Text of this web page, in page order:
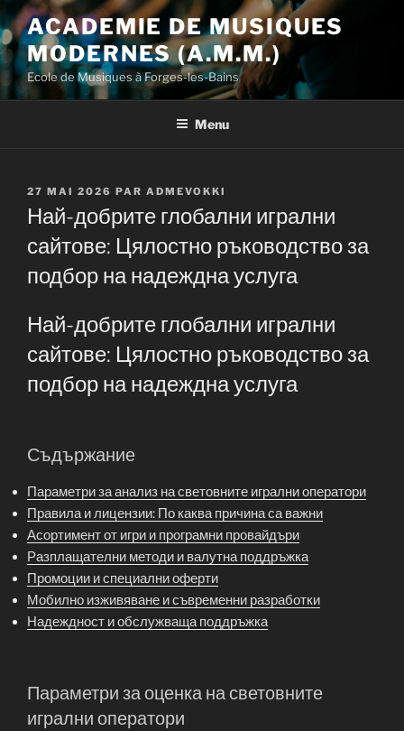
Aller
au
contenu
principal
ACADEMIE DE MUSIQUES
MODERNES (A.M.M.)
Ecole de Musiques à Forges-les-Bains
Menu
PUBLIÉ
LE
27 MAI 2026 PAR ADMEVOKKI
Най-добрите глобални игрални
сайтове: Цялостно ръководство за
подбор на надеждна услуга
Най-добрите глобални игрални
сайтове: Цялостно ръководство за
подбор на надеждна услуга
Съдържание
Параметри за анализ на световните игрални оператори
Правила и лицензии: По каква причина са важни
Асортимент от игри и програмни провайдъри
Разплащателни методи и валутна поддръжка
Промоции и специални оферти
Мобилно изживяване и съвременни разработки
Надеждност и обслужваща поддръжка
Параметри за оценка на световните
игрални оператори